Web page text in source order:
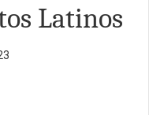
Latinos